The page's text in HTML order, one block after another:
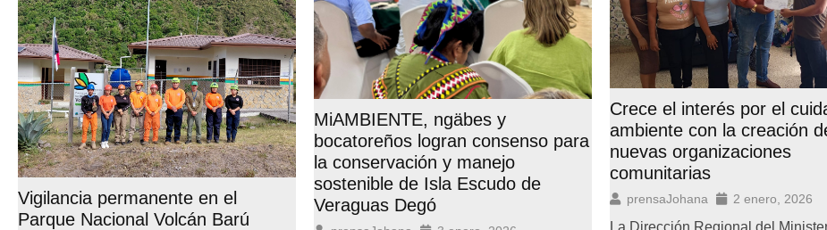
Vigilancia permanente en el
Parque Nacional Volcán Barú
MiAMBIENTE, ngäbes y
bocatoreños logran consenso para
la conservación y manejo
sostenible de Isla Escudo de
Veraguas Degó
Crece el interés por el
ambiente con la creación
nuevas organizaciones
comunitarias
prensaJohana 2 enero, 2026
La Dirección Regional del